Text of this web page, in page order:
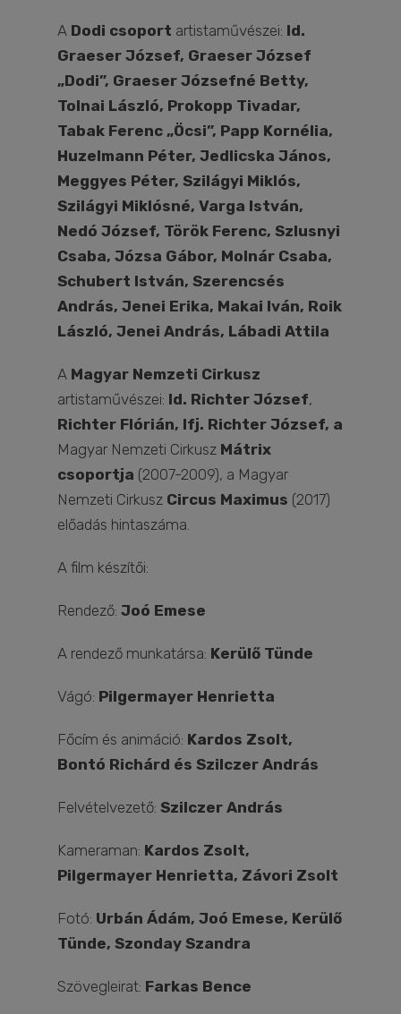
A Dodi csoport artistaművészei: Id.
Graeser József, Graeser József
„Dodi”, Graeser Józsefné Betty,
Tolnai László, Prokopp Tivadar,
Tabak Ferenc „Öcsi”, Papp Kornélia,
Huzelmann Péter, Jedlicska János,
Meggyes Péter, Szilágyi Miklós,
Szilágyi Miklósné, Varga István,
Nedó József, Török Ferenc, Szlusnyi
Csaba, Józsa Gábor, Molnár Csaba,
Schubert István, Szerencsés
András, Jenei Erika, Makai Iván, Roik
László, Jenei András, Lábadi Attila
A Magyar Nemzeti Cirkusz
artistaművészei: Id. Richter József,
Richter Flórián, Ifj. Richter József, a
Magyar Nemzeti Cirkusz Mátrix
csoportja (2007-2009), a Magyar
Nemzeti Cirkusz Circus Maximus (2017)
előadás hintaszáma.
A film készítői:
Rendező:Joó Emese
A rendező munkatársa: Kerülő Tünde
Vágó: Pilgermayer Henrietta
Főcím és animáció: Kardos Zsolt,
Bontó Richárd és Szilczer András
Felvételvezető:Szilczer András
Kameraman: Kardos Zsolt,
Pilgermayer Henrietta, Závori Zsolt
Fotó: Urbán Ádám, Joó Emese, Kerülő
Tünde, Szonday Szandra
Szövegleirat: Farkas Bence